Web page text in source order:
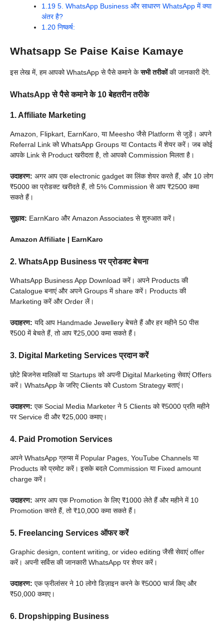
1.19 5. WhatsApp Business और साधारण WhatsApp में क्या
अंतर है?
1.20 निष्कर्ष:
Whatsapp Se Paise Kaise Kamaye
इस लेख में, हम आपको WhatsApp से पैसे कमाने केसभी तरीकोंकी जानकारी देंगे.
WhatsApp से पैसे कमाने के 10 बेहतरीन तरीके
1. Affiliate Marketing
Amazon, Flipkart, EarnKaro, या Meesho जैसे Platform से जुड़ें। अपने
Referral Link को WhatsApp Groups या Contacts में शेयर करें। जब कोई
आपके Link से Product खरीदता है, तो आपको Commission मिलता है।
उदाहरण: अगर आप एक electronic gadget का लिंक शेयर करते हैं, और 10 लोग
₹5000 का प्रोडक्ट खरीदते हैं, तो 5% Commission से आप ₹2500 कमा
सकते हैं।
सुझाव: EarnKaro और Amazon Associates से शुरुआत करें।
Amazon Affiliate | EarnKaro
2. WhatsApp Business पर प्रोडक्ट बेचना
WhatsApp Business App Download करें। अपने Products की
Catalogue बनाएं और अपने Groups में share करें। Products की
Marketing करें और Order लें।
उदाहरण: यदि आप Handmade Jewellery बेचते हैं और हर महीने 50 पीस
₹500 में बेचते हैं, तो आप ₹25,000 कमा सकते हैं।
3. Digital Marketing Services प्रदान करें
छोटे बिजनेस मालिकों या Startups को अपनी Digital Marketing सेवाएं Offers
करें। WhatsApp के जरिए Clients को Custom Strategy बताएं।
उदाहरण: एक Social Media Marketer ने 5 Clients को ₹5000 प्रति महीने
पर Service दी और ₹25,000 कमाए।
4. Paid Promotion Services
अपने WhatsApp ग्रुप्स में Popular Pages, YouTube Channels या
Products को प्रमोट करें। इसके बदले Commission या Fixed amount
charge करें।
उदाहरण: अगर आप एक Promotion के लिए ₹1000 लेते हैं और महीने में 10
Promotion करते हैं, तो ₹10,000 कमा सकते हैं।
5. Freelancing Services ऑफर करें
Graphic design, content writing, or video editing जैसी सेवाएं offer
करें। अपनी सर्विस की जानकारी WhatsApp पर शेयर करें।
उदाहरण: एक फ्रीलांसर ने 10 लोगो डिज़ाइन करने के ₹5000 चार्ज किए और
₹50,000 कमाए।
6. Dropshipping Business